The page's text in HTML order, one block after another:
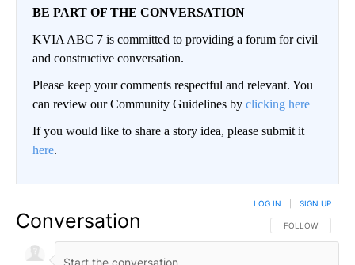
BE PART OF THE CONVERSATION
KVIA ABC 7 is committed to providing a forum for civil
and constructive conversation.
Please keep your comments respectful and relevant. You
can review our Community Guidelines by clicking here
If you would like to share a story idea, please submit it
here.
Conversation FOLLOW THIS
FOLLOW
LOG IN SIGN UP